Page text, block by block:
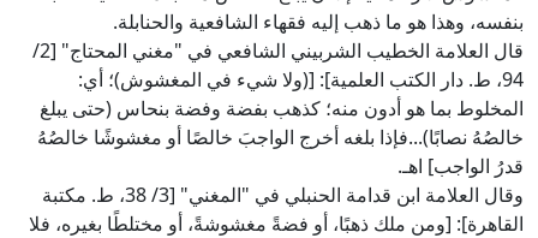
بنفسه، وهذا هو ما ذهب إليه فقهاء الشافعية والحنابلة.
قال العلامة الخطيب الشربيني الشافعي في "مغني المحتاج" [2/
94، ط. دار الكتب العلمية]: [(ولا شيء في المغشوش)؛ أي:
المخلوط بما هو أدون منه؛ كذهب بفضة وفضة بنحاس (حتى يبلغ
خالصُهُ نصابًا)...فإذا بلغه أخرج الواجبَ خالصًا أو مغشوشًا خالصُهُ
قدرُ الواجب] اهـ.
وقال العلامة ابن قدامة الحنبلي في "المغني" [3/ 38، ط. مكتبة
القاهرة]: [ومن ملك ذهبًا، أو فضةً مغشوشةً، أو مختلطًا بغيره، فلا